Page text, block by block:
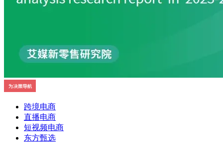
跨境电商
直播电商
短视频电商
东方甄选